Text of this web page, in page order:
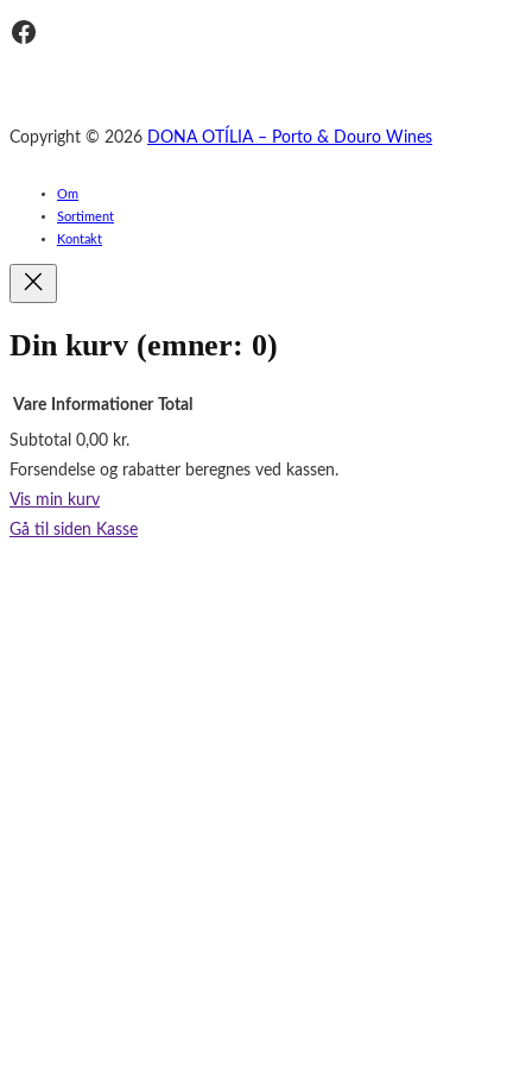
Facebook
Copyright © 2026 DONA OTÍLIA – Porto & Douro Wines
Om
Sortiment
Kontakt
Din kurv (emner: 0)
Varer
i
indkøbskurv
Vare Informationer Total
Subtotal 0,00 kr.
Forsendelse og rabatter beregnes ved kassen.
Vis min kurv
Gå til siden Kasse